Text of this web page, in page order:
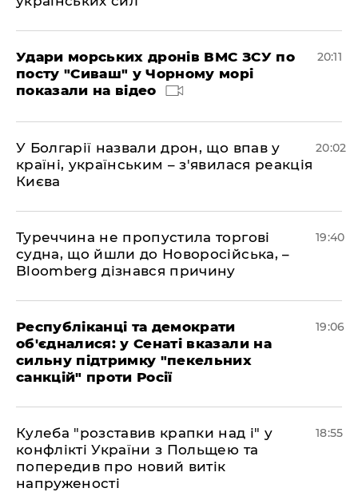
Удари морських дронів ВМС ЗСУ по
посту "Сиваш" у Чорному морі
показали на відео
20:11
У Болгарії назвали дрон, що впав у
країні, українським – з'явилася реакція
Києва
20:02
Туреччина не пропустила торгові
судна, що йшли до Новоросійська, –
Bloomberg дізнався причину
19:40
Республіканці та демократи
об'єдналися: у Сенаті вказали на
сильну підтримку "пекельних
санкцій" проти Росії
19:06
Кулеба "розставив крапки над і" у
конфлікті України з Польщею та
попередив про новий витік
напруженості
18:55